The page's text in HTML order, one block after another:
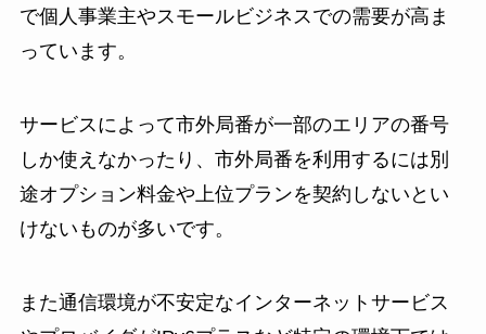
で個人事業主やスモールビジネスでの需要が高ま
っています。
サービスによって市外局番が一部のエリアの番号
しか使えなかったり、市外局番を利用するには別
途オプション料金や上位プランを契約しないとい
けないものが多いです。
また通信環境が不安定なインターネットサービス